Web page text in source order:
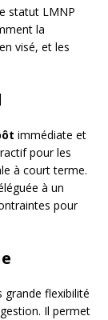
statut LMNP
la
visé, et les
immédiate et
pour les
à court terme.
à un
pour
grande flexibilité
Il permet